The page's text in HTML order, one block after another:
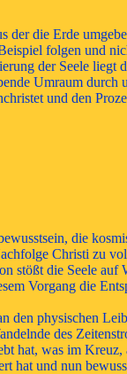
der die Erde
folgen und
der Seele
Umraum
und den
die
Christi zu
stößt die Seele
Vorgang die
den physischen
des
hat, was im
hat und nun